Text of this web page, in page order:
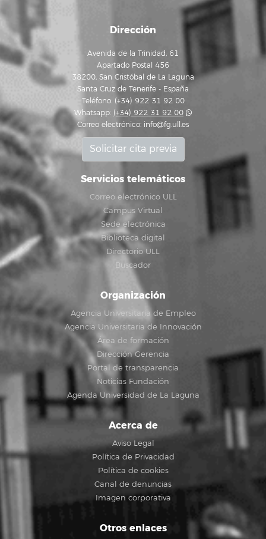
Dirección
Avenida de la Trinidad, 61
Apartado Postal 456
38200, San Cristóbal de La Laguna
Santa Cruz de Tenerife - España
Teléfono: (+34) 922 31 92 00
Whatsapp: (+34) 922 31 92 00
Correo electrónico: info@fg.ull.es
Solicitar cita previa
Servicios telemáticos
Correo electrónico ULL
Campus Virtual
Sede electrónica
Biblioteca digital
Directorio ULL
Buscador
Organización
Agencia Universitaria de Empleo
Agencia Universitaria de Innovación
Área de formación
Dirección Gerencia
Portal de transparencia
Noticias Fundación
Agenda Universidad de La Laguna
Acerca de
Aviso Legal
Política de Privacidad
Política de cookies
Canal de denuncias
Imagen corporativa
Otros enlaces